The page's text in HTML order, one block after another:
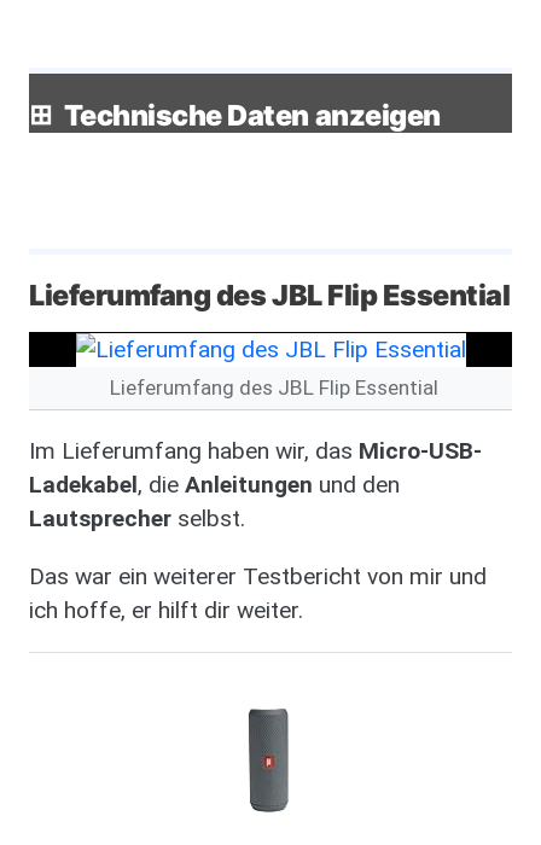
Technische Daten anzeigen
Lieferumfang des JBL Flip Essential
Lieferumfang des JBL Flip Essential
Im Lieferumfang haben wir, das Micro-USB-
Ladekabel, die Anleitungen und den
Lautsprecher selbst.
Das war ein weiterer Testbericht von mir und
ich hoffe, er hilft dir weiter.